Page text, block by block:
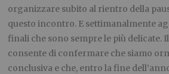
organizzare subito al rientro della
questo incontro. E settimanalmente
finali che sono sempre le più
consente di confermare che siamo
conclusiva e che, entro la fine